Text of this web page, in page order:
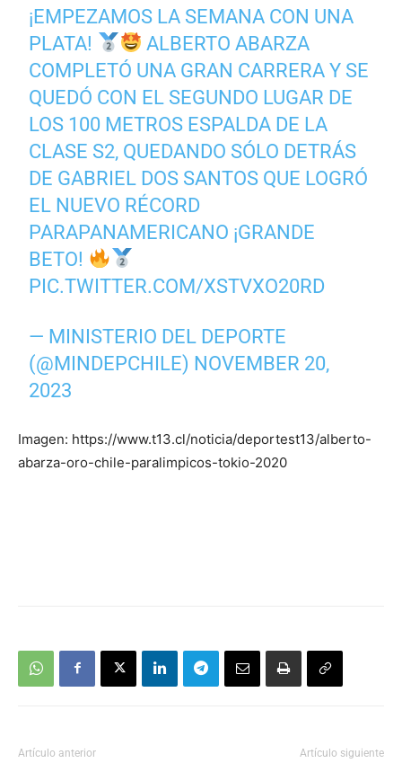
¡EMPEZAMOS LA SEMANA CON UNA
PLATA!
ALBERTO ABARZA
COMPLETÓ UNA GRAN CARRERA Y SE
QUEDÓ CON EL SEGUNDO LUGAR DE
LOS 100 METROS ESPALDA DE LA
CLASE S2, QUEDANDO SÓLO DETRÁS
DE GABRIEL DOS SANTOS QUE LOGRÓ
EL NUEVO RÉCORD
PARAPANAMERICANO ¡GRANDE
BETO!
PIC.TWITTER.COM/XSTVXO20RD
— MINISTERIO DEL DEPORTE
(@MINDEPCHILE) NOVEMBER 20,
2023
Imagen: https://www.t13.cl/noticia/deportest13/alberto-
abarza-oro-chile-paralimpicos-tokio-2020
Artículo anterior Artículo siguiente